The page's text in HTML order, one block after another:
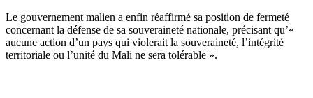
Le gouvernement malien a enfin réaffirmé sa position de fermeté
concernant la défense de sa souveraineté nationale, précisant qu’«
aucune action d’un pays qui violerait la souveraineté, l’intégrité
territoriale ou l’unité du Mali ne sera tolérable ».